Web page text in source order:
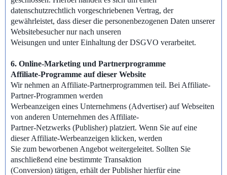
datenschutzrechtlich vorgeschriebenen Vertrag, der
gewährleistet, dass dieser die personenbezogenen Daten unserer
Websitebesucher nur nach unseren
Weisungen und unter Einhaltung der DSGVO verarbeitet.
6. Online-Marketing und Partnerprogramme
Affiliate-Programme auf dieser Website
Wir nehmen an Affiliate-Partnerprogrammen teil. Bei Affiliate-
Partner-Programmen werden
Werbeanzeigen eines Unternehmens (Advertiser) auf Webseiten
von anderen Unternehmen des Affiliate-
Partner-Netzwerks (Publisher) platziert. Wenn Sie auf eine
dieser Affiliate-Werbeanzeigen klicken, werden
Sie zum beworbenen Angebot weitergeleitet. Sollten Sie
anschließend eine bestimmte Transaktion
(Conversion) tätigen, erhält der Publisher hierfür eine